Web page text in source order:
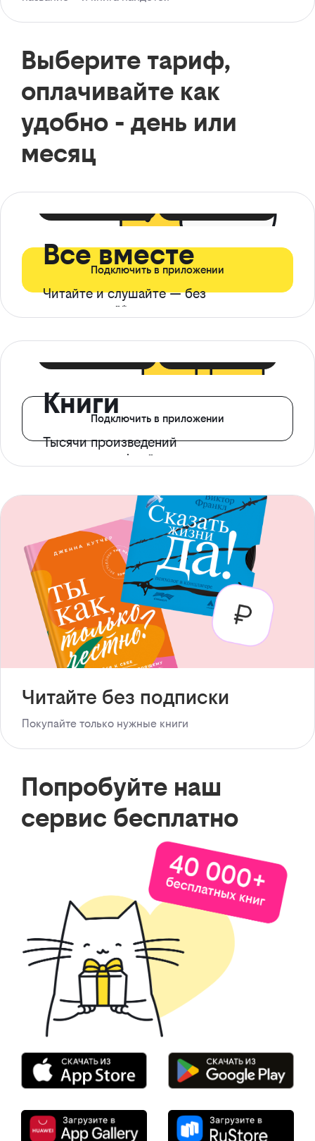
Выберите тариф,
оплачивайте как
удобно - день или
месяц
Все вместе
Читайте и слушайте — без
ограничений*
Подключить в приложении
Книги
Тысячи произведений
с доступом офлайн
Подключить в приложении
Читайте без подписки
Покупайте только нужные книги
Попробуйте наш
сервис бесплатно